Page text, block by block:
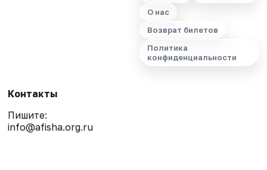
О нас
Возврат билетов
Политика
конфиденциальности
Контакты
Пишите:
info@afisha.org.ru